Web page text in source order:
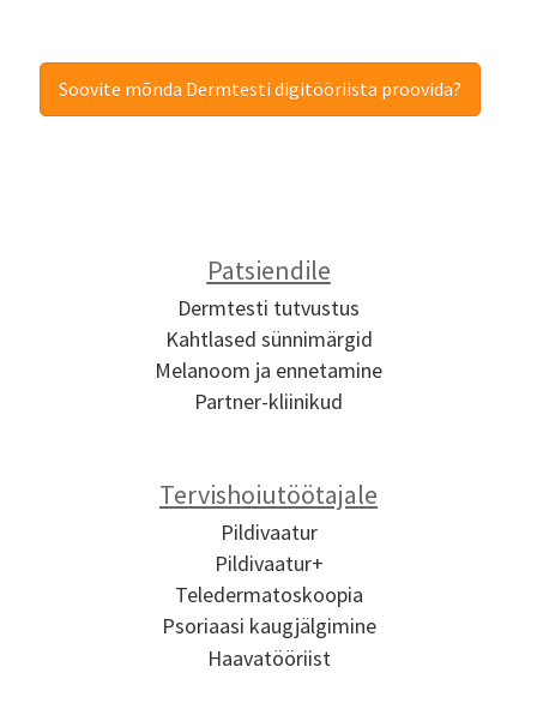
Soovite mõnda Dermtesti digitööriista proovida?
Patsiendile
Dermtesti tutvustus
Kahtlased sünnimärgid
Melanoom ja ennetamine
Partner-kliinikud
Tervishoiutöötajale
Pildivaatur
Pildivaatur+
Teledermatoskoopia
Psoriaasi kaugjälgimine
Haavatööriist